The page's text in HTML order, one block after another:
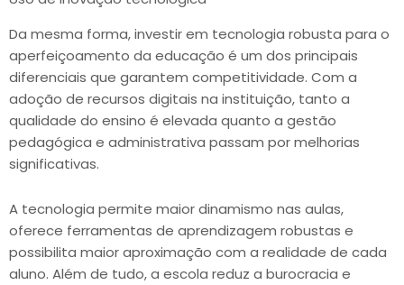
Da mesma forma, investir em tecnologia robusta para o
aperfeiçoamento da educação é um dos principais
diferenciais que garantem competitividade. Com a
adoção de recursos digitais na instituição, tanto a
qualidade do ensino é elevada quanto a gestão
pedagógica e administrativa passam por melhorias
significativas.
A tecnologia permite maior dinamismo nas aulas,
oferece ferramentas de aprendizagem robustas e
possibilita maior aproximação com a realidade de cada
aluno. Além de tudo, a escola reduz a burocracia e